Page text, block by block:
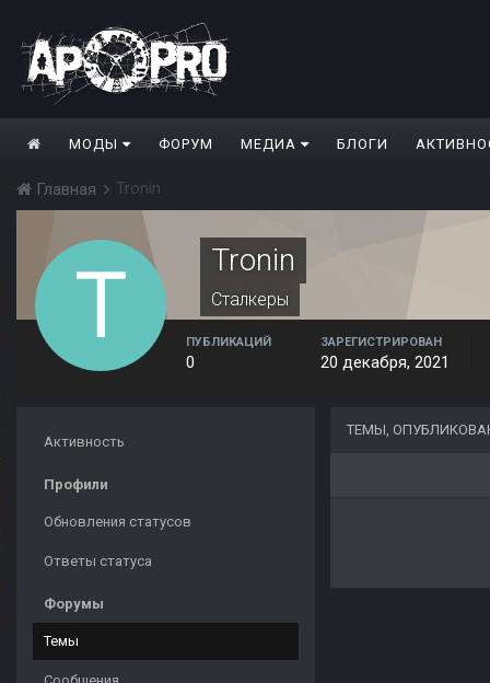
МОДЫ ФОРУМ МЕДИА БЛОГИ
Главная Tronin
Tronin
Сталкеры
ПУБЛИКАЦИЙ
0
ЗАРЕГИСТРИРОВАН
20 декабря, 2021
Активность
Профили
Обновления статусов
Ответы статуса
Форумы
Темы
ТЕМЫ,